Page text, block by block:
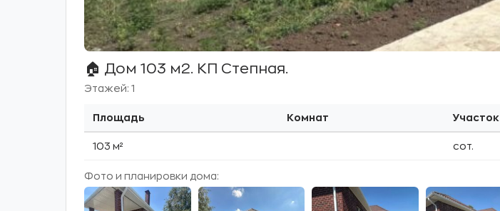
🏠 Дом 103 м2. КП Степная.
Этажей: 1
Площадь Комнат Участок
103 м² сот.
Фото и планировки дома: